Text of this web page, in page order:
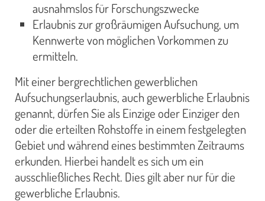
ausnahmslos für Forschungszwecke
Erlaubnis zur großräumigen Aufsuchung, um
Kennwerte von möglichen Vorkommen zu
ermitteln.
Mit einer bergrechtlichen gewerblichen
Aufsuchungserlaubnis, auch gewerbliche Erlaubnis
genannt, dürfen Sie als Einzige oder Einziger den
oder die erteilten Rohstoffe in einem festgelegten
Gebiet und während eines bestimmten Zeitraums
erkunden. Hierbei handelt es sich um ein
ausschließliches Recht. Dies gilt aber nur für die
gewerbliche Erlaubnis.